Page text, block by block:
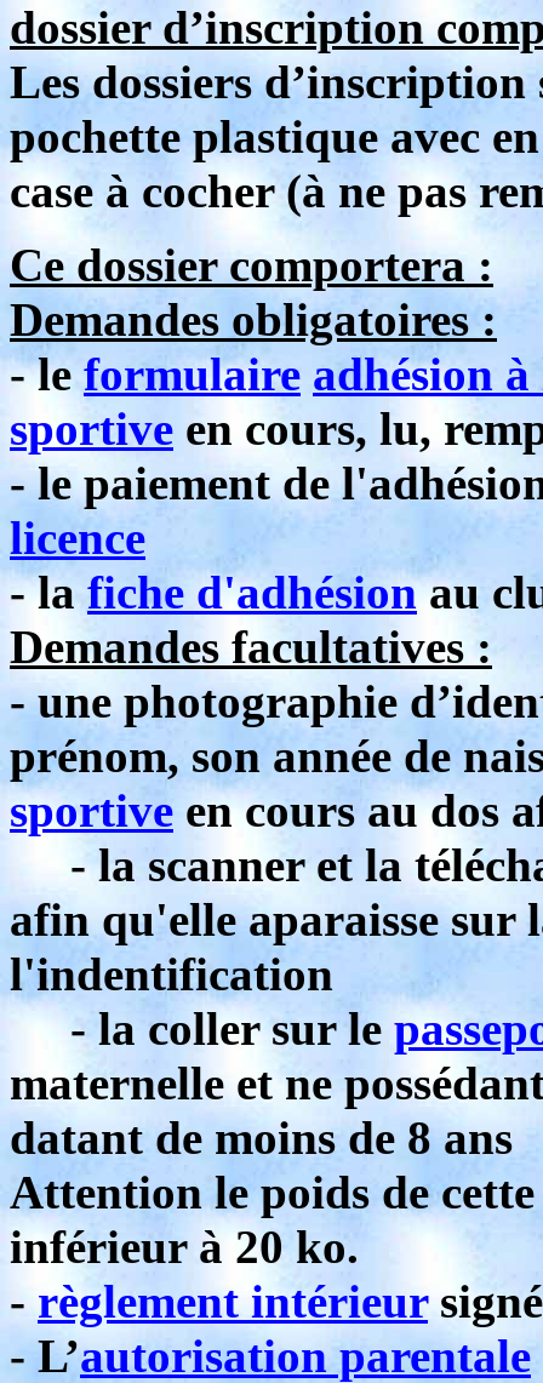
dossier d’inscription
Les dossiers
pochette plastique avec
case à cocher (à ne pas
Ce dossier comportera :
Demandes obligatoires :
- le formulaire adhésion
sportive en cours, lu,
- le paiement de
licence
- lafiche d'adhésionau
Demandes facultatives :
- une photographie
prénom, son année de
sportive en cours au dos
- la scanner et la
afin qu'elle aparaisse sur
l'indentification
- la coller sur le
maternelle et ne
datant de moins de 8 ans
Attention le poids de
inférieur à 20 ko.
-règlement intérieursigné
- L’autorisation parentale